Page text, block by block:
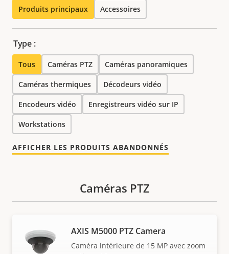
Produits principaux Accessoires
Type :
Tous Caméras PTZ Caméras panoramiques
Caméras thermiques Décodeurs vidéo
Encodeurs vidéo Enregistreurs vidéo sur IP
Workstations
AFFICHER LES PRODUITS ABANDONNÉS
Caméras PTZ
AXIS M5000 PTZ Camera
Caméra intérieure de 15 MP avec zoom